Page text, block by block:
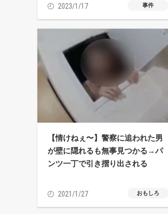
2023/1/17 事件
【情けねぇ〜】警察に追われた男
が壁に隠れるも無事見つかる→パ
ンツ一丁で引き摺り出される
2021/1/27 おもしろ